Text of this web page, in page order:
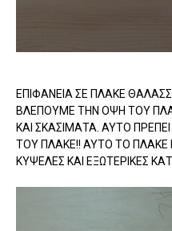
ΕΠΙΦΑΝΕΙΑ ΣΕ ΠΛΑΚΕ
ΒΛΕΠΟΥΜΕ ΤΗΝ ΟΨΗ ΤΟΥ
ΚΑΙ ΣΚΑΣΙΜΑΤΑ. ΑΥΤΟ
ΤΟΥ ΠΛΑΚΕ!! ΑΥΤΟ ΤΟ ΠΛΑΚΕ
ΚΥΨΕΛΕΣ ΚΑΙ ΕΞΩΤΕΡΙΚΕΣ